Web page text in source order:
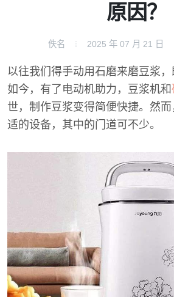
原因？
佚名 2025 年 07 月 21 日
以往我们得手动用石磨来磨豆浆
如今，有了电动机助力，豆浆机和
世，制作豆浆变得简便快捷。然
适的设备，其中的门道可不少。